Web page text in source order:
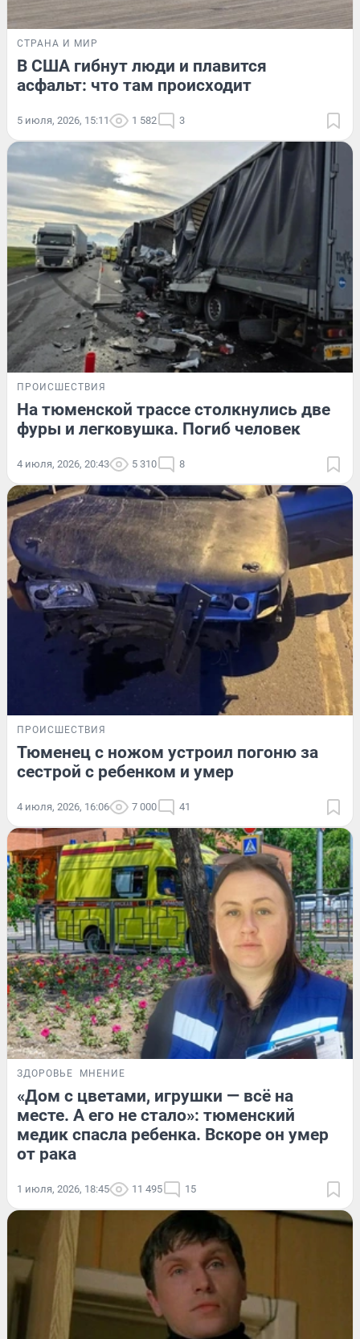
СТРАНА И МИР
В США гибнут люди и плавится
асфальт: что там происходит
5 июля, 2026, 15:11 1 582 3
ПРОИСШЕСТВИЯ
На тюменской трассе столкнулись две
фуры и легковушка. Погиб человек
4 июля, 2026, 20:43 5 310 8
ПРОИСШЕСТВИЯ
Тюменец с ножом устроил погоню за
сестрой с ребенком и умер
4 июля, 2026, 16:06 7 000 41
ЗДОРОВЬЕ МНЕНИЕ
«Дом с цветами, игрушки — всё на
месте. А его не стало»: тюменский
медик спасла ребенка. Вскоре он умер
от рака
1 июля, 2026, 18:45 11 495 15